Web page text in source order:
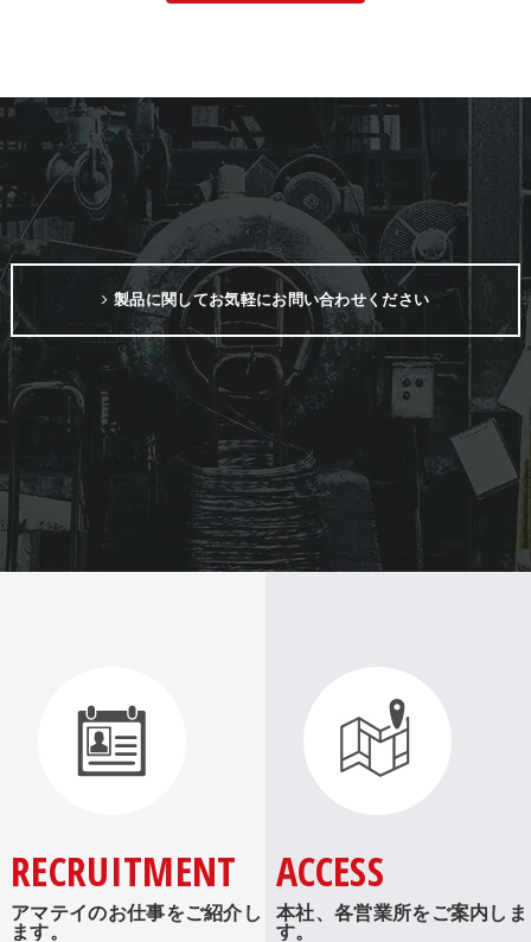
製品に関してお気軽にお問い合わせください
RECRUITMENT
アマテイのお仕事をご紹介し
ます。
ACCESS
本社、各営業所をご案内しま
す。